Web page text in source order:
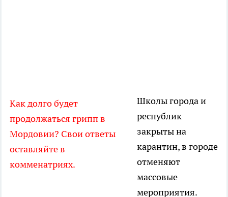
Как долго будет
продолжаться грипп в
Мордовии? Свои ответы
оставляйте в
комменатриях.
Школы города и
республик
закрыты на
карантин, в городе
отменяют
массовые
мероприятия.